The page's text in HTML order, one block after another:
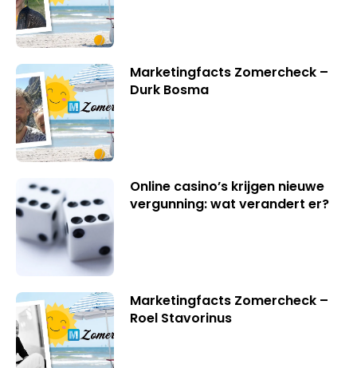
Marketingfacts Zomercheck –
Durk Bosma
Online casino’s krijgen nieuwe
vergunning: wat verandert er?
Marketingfacts Zomercheck –
Roel Stavorinus